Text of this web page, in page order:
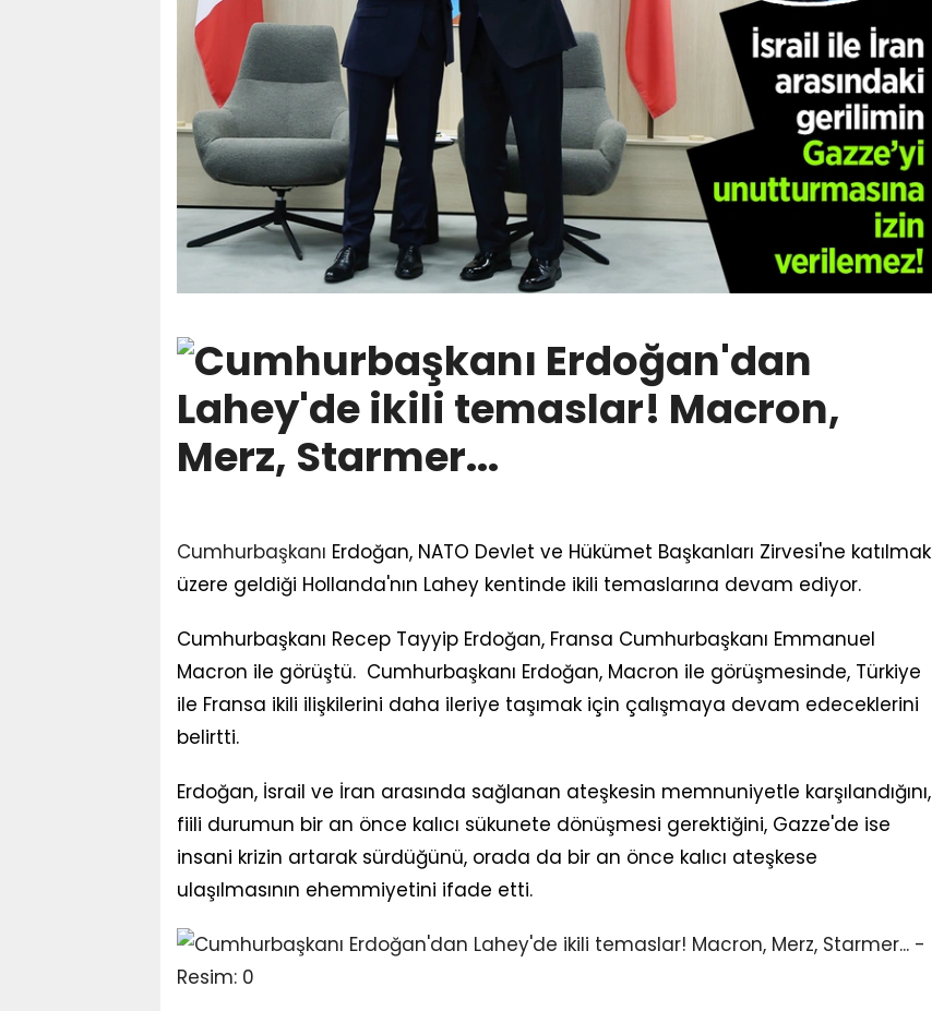
Cumhurbaşkanı Erdoğan, NATO Devlet ve Hükümet Başkanları Zirvesi'ne katılmak
üzere geldiği Hollanda'nın Lahey kentinde ikili temaslarına devam ediyor.
Cumhurbaşkanı Recep Tayyip Erdoğan, Fransa Cumhurbaşkanı Emmanuel
Macron ile görüştü. Cumhurbaşkanı Erdoğan, Macron ile görüşmesinde, Türkiye
ile Fransa ikili ilişkilerini daha ileriye taşımak için çalışmaya devam edeceklerini
belirtti.
Erdoğan, İsrail ve İran arasında sağlanan ateşkesin memnuniyetle karşılandığını,
fiili durumun bir an önce kalıcı sükunete dönüşmesi gerektiğini, Gazze'de ise
insani krizin artarak sürdüğünü, orada da bir an önce kalıcı ateşkese
ulaşılmasının ehemmiyetini ifade etti.